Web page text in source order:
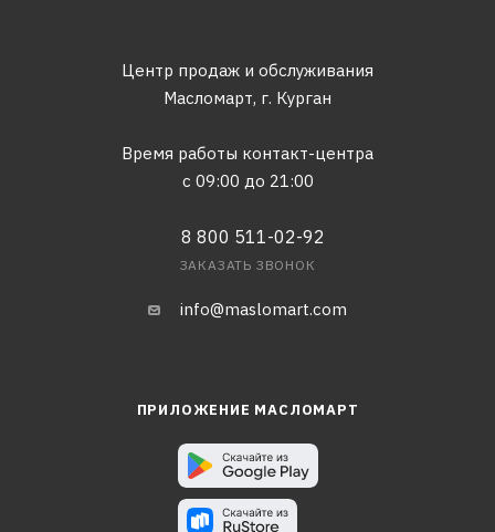
Центр продаж и обслуживания
Масломарт, г. Курган
Время работы контакт-центра
с 09:00 до 21:00
8 800 511-02-92
ЗАКАЗАТЬ ЗВОНОК
info@maslomart.com
ПРИЛОЖЕНИЕ МАСЛОМАРТ